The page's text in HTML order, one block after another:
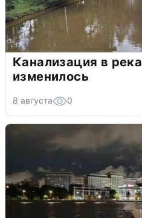
Канализация в
изменилось
8 августа 0